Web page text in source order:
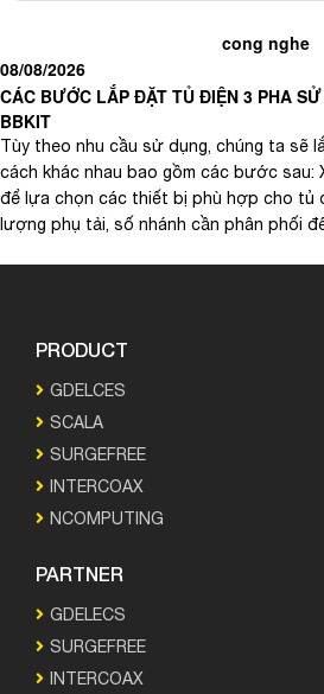
cong nghe
08/08/2026
CÁC BƯỚC LẮP ĐẶT TỦ ĐIỆN 3 PHA
BBKIT
Tùy theo nhu cầu sử dụng, chúng ta sẽ
cách khác nhau bao gồm các bước
để lựa chọn các thiết bị phù hợp cho tủ
lượng phụ tải, số nhánh cần phân phối
PRODUCT
GDELCES
SCALA
SURGEFREE
INTERCOAX
NCOMPUTING
PARTNER
GDELECS
SURGEFREE
INTERCOAX